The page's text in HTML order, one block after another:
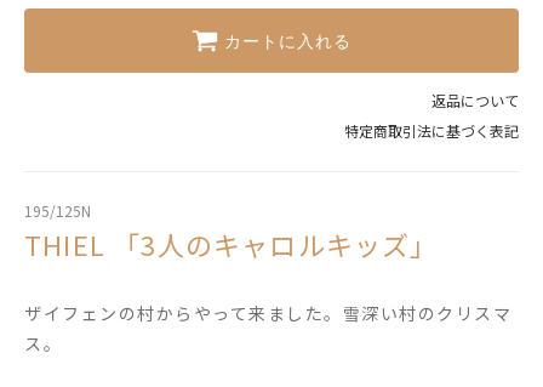
カートに入れる
返品について
特定商取引法に基づく表記
195/125N
THIEL 「3人のキャロルキッズ」
ザイフェンの村からやって来ました。雪深い村のクリスマ
ス。